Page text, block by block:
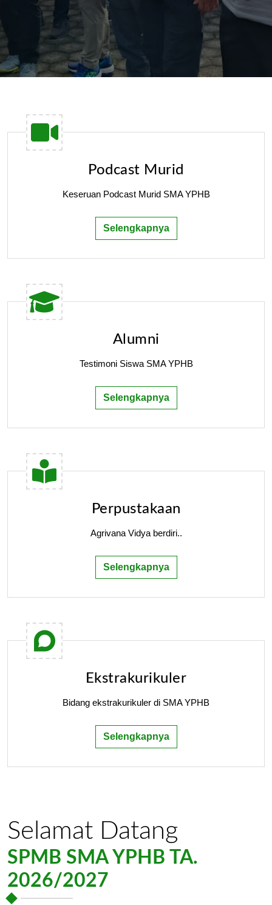
Podcast Murid
Keseruan Podcast Murid SMA YPHB
Selengkapnya
Alumni
Testimoni Siswa SMA YPHB
Selengkapnya
Perpustakaan
Agrivana Vidya berdiri..
Selengkapnya
Ekstrakurikuler
Bidang ekstrakurikuler di SMA YPHB
Selengkapnya
Selamat Datang
SPMB SMA YPHB TA.
2026/2027